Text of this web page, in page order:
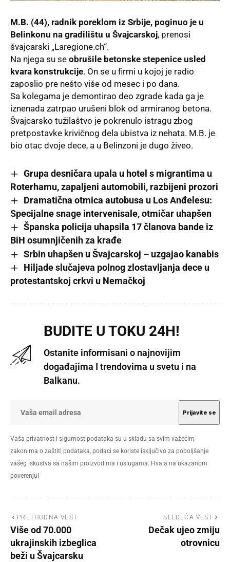
M.B. (44), radnik poreklom iz Srbije, poginuo je u
Belinkonu na gradilištu u Švajcarskoj, prenosi
švajcarski „Laregione.ch“.
Na njega su se obrušile betonske stepenice usled
kvara konstrukcije. On se u firmi u kojoj je radio
zaposlio pre nešto više od mesec i po dana.
Sa kolegama je demontirao deo zgrade kada ga je
iznenada zatrpao urušeni blok od armiranog betona.
Švajcarsko tužilaštvo je pokrenulo istragu zbog
pretpostavke krivičnog dela ubistva iz nehata. M.B. je
bio otac dvoje dece, a u Belinzoni je dugo živeo.
Grupa desničara upala u hotel s migrantima u
Roterhamu, zapaljeni automobili, razbijeni prozori
Dramatična otmica autobusa u Los Anđelesu:
Specijalne snage intervenisale, otmičar uhapšen
Španska policija uhapsila 17 članova bande iz
BiH osumnjičenih za krađe
Srbin uhapšen u Švajcarskoj – uzgajao kanabis
Hiljade slučajeva polnog zlostavljanja dece u
protestantskoj crkvi u Nemačkoj
BUDITE U TOKU 24H!
Ostanite informisani o najnovijim
događajima I trendovima u svetu i na
Balkanu.
Vaša privatnost i sigurnost podataka su u skladu sa svim važećim
zakonima o zaštiti podataka, podaci se koriste isključivo za poboljšanje
vašeg iskustva sa našim proizvodima i uslugama. Hvala na ukazanom
poverenju!
PRETHODNA VEST
Više od 70.000
ukrajinskih izbeglica
beži u Švajcarsku
SLEDEĆA VEST
Dečak ujeo zmiju
otrovnicu